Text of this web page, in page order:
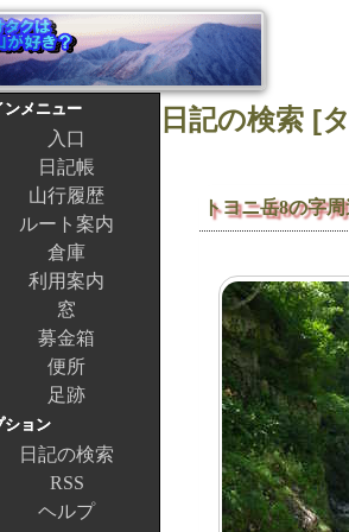
トヨニ岳8の字
ンメニュー
入口
日記帳
山行履歴
ルート案内
倉庫
利用案内
窓
募金箱
便所
足跡
ション
日記の検索
RSS
ヘルプ